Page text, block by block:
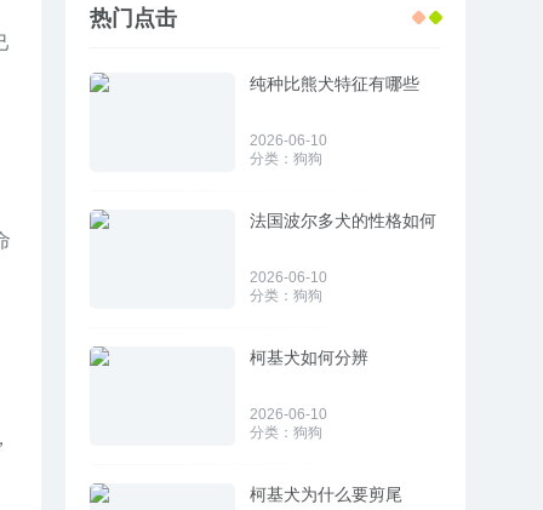
热门点击
纯种比熊犬特征有哪些
2026-06-10
分类： 狗狗
法国波尔多犬的性格如何
2026-06-10
分类： 狗狗
柯基犬如何分辨
2026-06-10
分类： 狗狗
柯基犬为什么要剪尾